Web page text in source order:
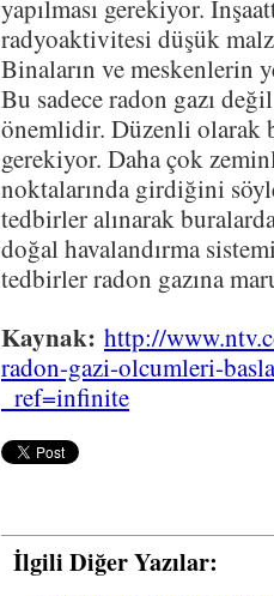
yapılması gerekiyor.
radyoaktivitesi düşük
Binaların ve meskenlerin
Bu sadece radon gazı
önemlidir. Düzenli olarak
gerekiyor. Daha çok
noktalarında girdiğini
tedbirler alınarak
doğal havalandırma
tedbirler radon gazına
Kaynak: http://
radon-gazi-olcumleri-
_ref=infinite
İlgili Diğer Yazılar: